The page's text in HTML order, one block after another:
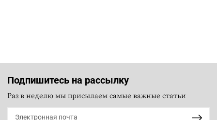
Подпишитесь на рассылку
Раз в неделю мы присылаем самые важные статьи